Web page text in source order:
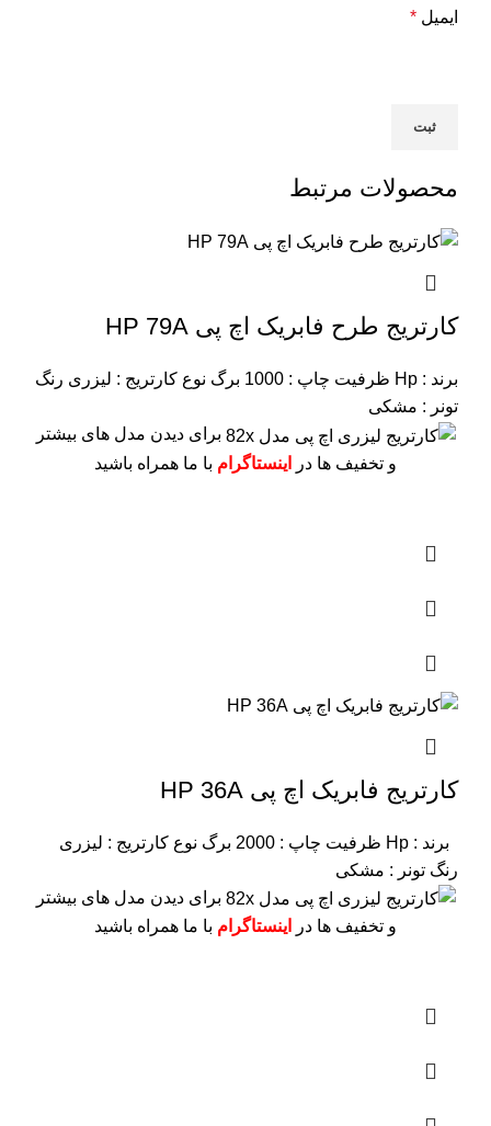
ایمیل *
محصولات مرتبط
کارتریج طرح فابریک اچ پی HP 79A
برند : Hp ظرفیت چاپ : 1000 برگ نوع کارتریج : لیزری رنگ
تونر : مشکی
برای دیدن مدل های بیشتر
و تخفیف ها در
اینستاگرام با ما همراه باشید
کارتریج فابریک اچ پی HP 36A
برند : Hp ظرفیت چاپ : 2000 برگ
نوع کارتریج : لیزری
رنگ تونر : مشکی
برای دیدن مدل های بیشتر
و تخفیف ها در
اینستاگرام با ما همراه باشید